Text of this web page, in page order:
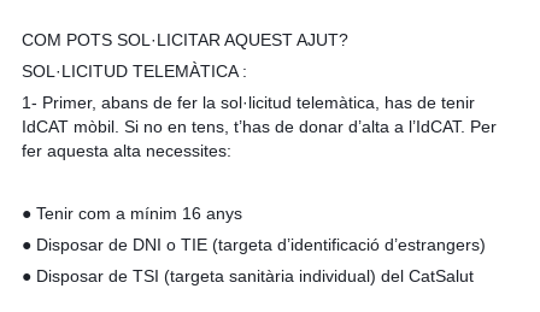
COM POTS SOL·LICITAR AQUEST AJUT?
SOL·LICITUD TELEMÀTICA :
1- Primer, abans de fer la sol·licitud telemàtica, has de tenir
IdCAT mòbil. Si no en tens, t’has de donar d’alta a l’IdCAT. Per
fer aquesta alta necessites:
● Tenir com a mínim 16 anys
● Disposar de DNI o TIE (targeta d’identificació d’estrangers)
● Disposar de TSI (targeta sanitària individual) del CatSalut